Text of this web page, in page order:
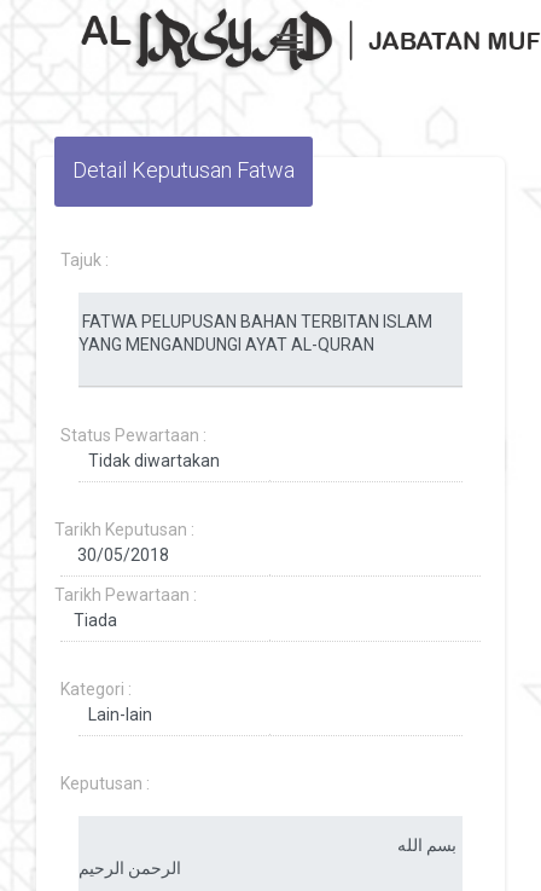
Toggle navigation
Detail Keputusan Fatwa
Tajuk :
Status Pewartaan :
Tarikh Keputusan :
Tarikh Pewartaan :
Kategori :
Keputusan :